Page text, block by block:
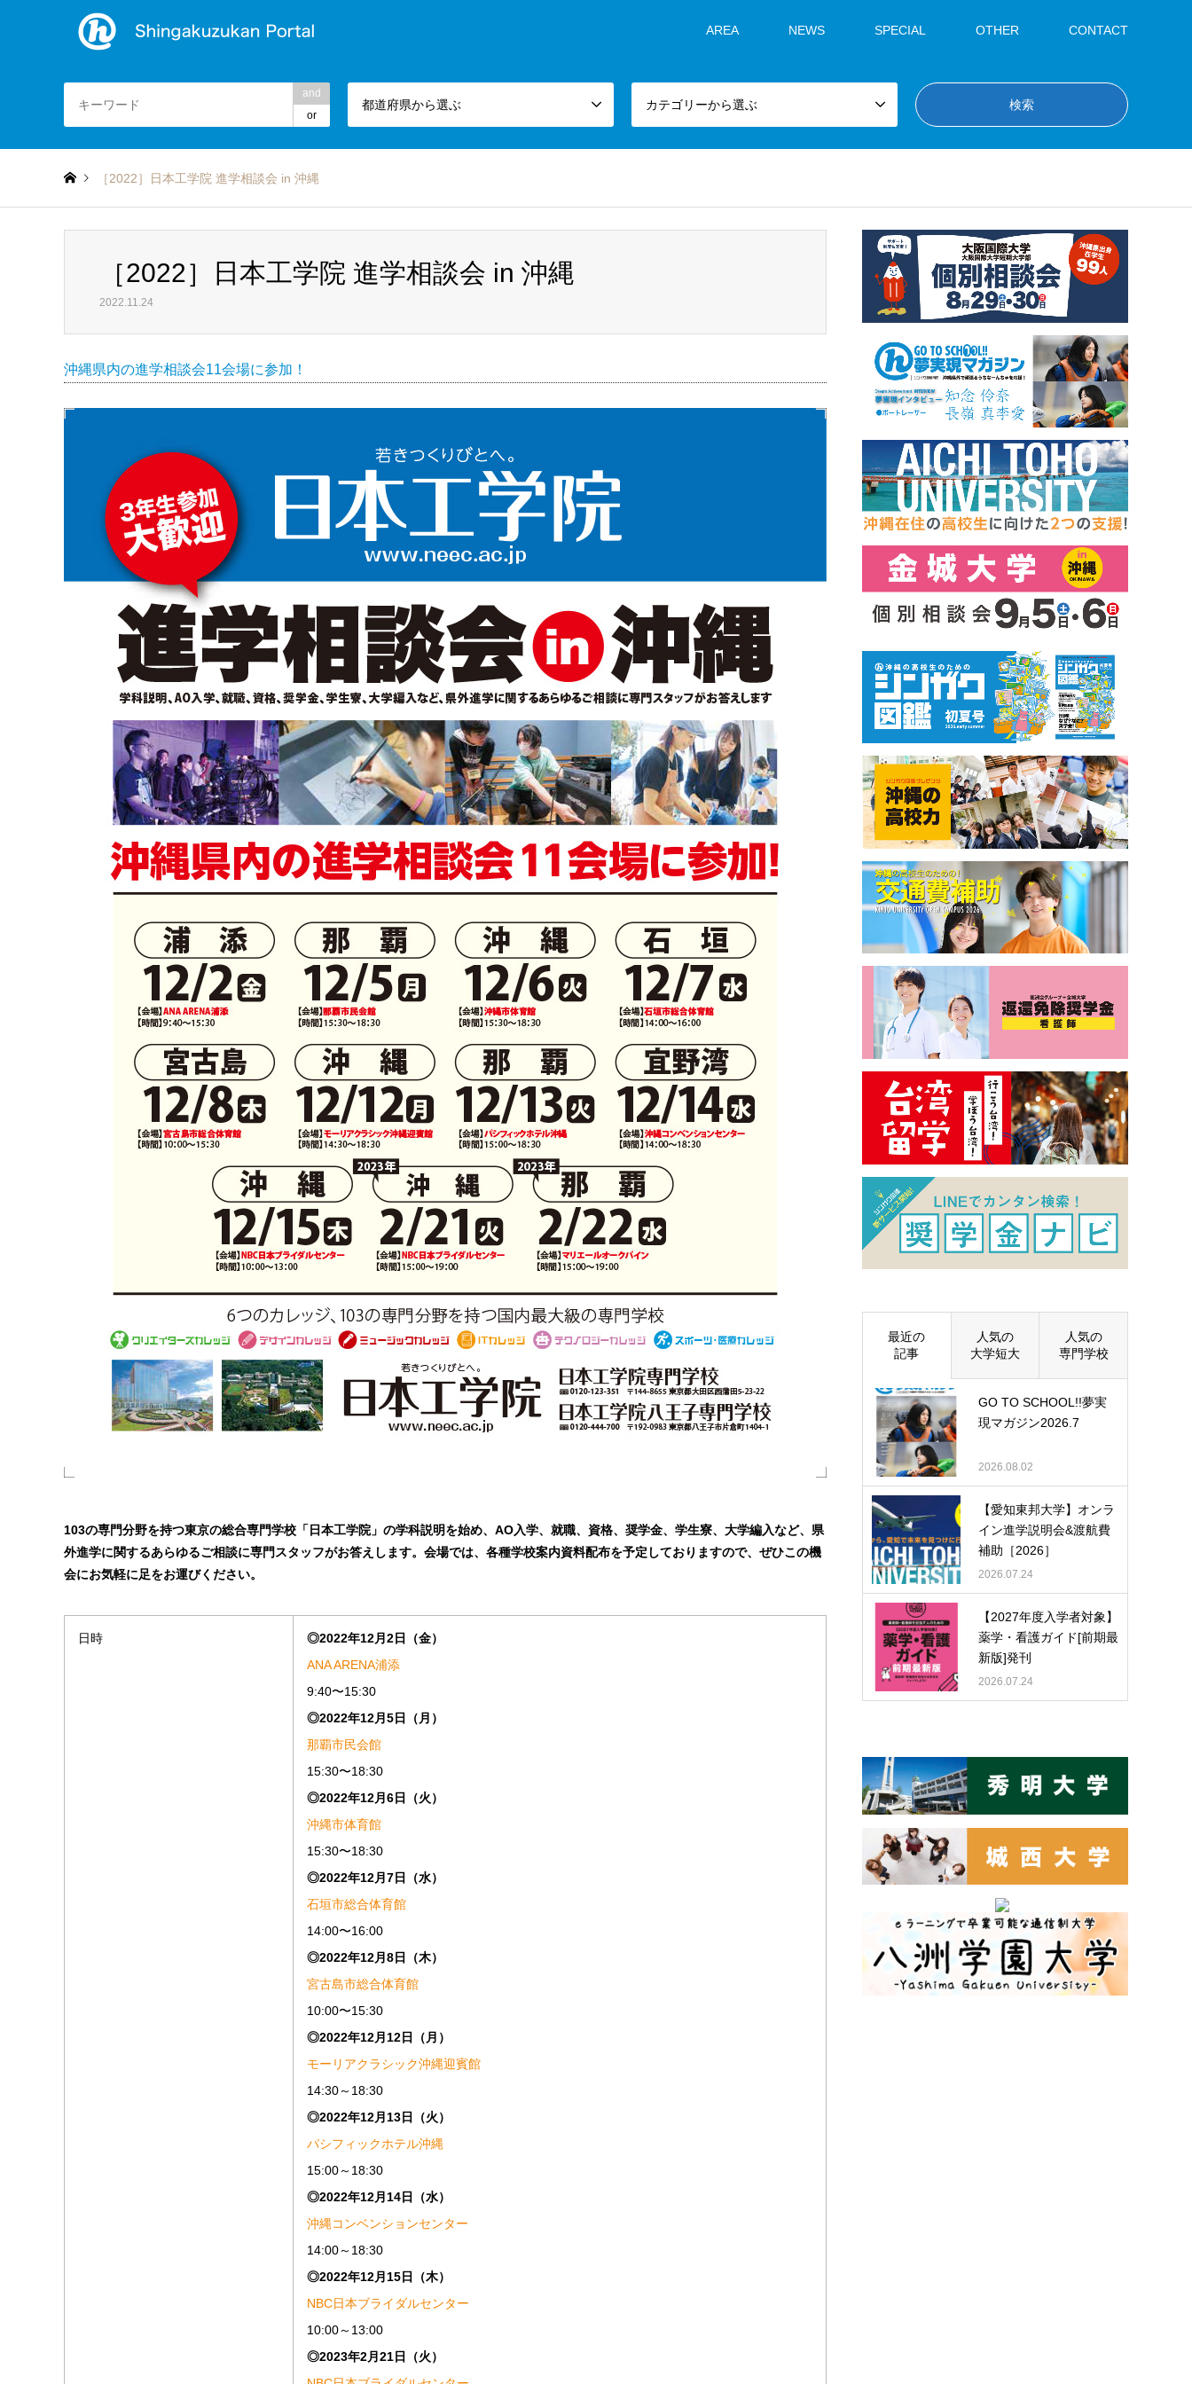
AREA NEWS SPECIAL OTHER CONTACT
and
or
都道府県から選ぶ カテゴリーから選ぶ
［2022］日本工学院 進学相談会 in 沖縄
［2022］日本工学院 進学相談会 in 沖縄
2022.11.24
沖縄県内の進学相談会11会場に参加！
103の専門分野を持つ東京の総合専門学校「日本工学院」の学科説明を始め、AO入学、就職、資格、奨学金、学生寮、大学編入など、県
外進学に関するあらゆるご相談に専門スタッフがお答えします。会場では、各種学校案内資料配布を予定しておりますので、ぜひこの機
会にお気軽に足をお運びください。
日時
◎2022年12月2日（金）
ANA ARENA浦添
9:40〜15:30
◎2022年12月5日（月）
那覇市民会館
15:30〜18:30
◎2022年12月6日（火）
沖縄市体育館
15:30〜18:30
◎2022年12月7日（水）
石垣市総合体育館
14:00〜16:00
◎2022年12月8日（木）
宮古島市総合体育館
10:00〜15:30
◎2022年12月12日（月）
モーリアクラシック沖縄迎賓館
14:30～18:30
◎2022年12月13日（火）
パシフィックホテル沖縄
15:00～18:30
◎2022年12月14日（水）
沖縄コンベンションセンター
14:00～18:30
◎2022年12月15日（木）
NBC日本ブライダルセンター
10:00～13:00
◎2023年2月21日（火）
最近の
記事
人気の
大学短大
人気の
専門学校
GO TO SCHOOL!!夢実
現マガジン2026.7
2026.08.02
【愛知東邦大学】オンラ
イン進学説明会&渡航費
補助［2026］
2026.07.24
【2027年度入学者対象】
薬学・看護ガイド[前期最
新版]発刊
2026.07.24